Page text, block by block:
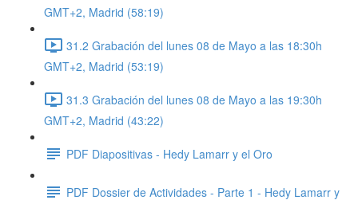
GMT+2, Madrid (58:19)
31.2 Grabación del lunes 08 de Mayo a las 18:30h
GMT+2, Madrid (53:19)
31.3 Grabación del lunes 08 de Mayo a las 19:30h
GMT+2, Madrid (43:22)
PDF Diapositivas - Hedy Lamarr y el Oro
PDF Dossier de Actividades - Parte 1 - Hedy Lamarr y